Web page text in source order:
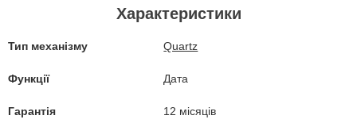
Характеристики
Тип механізму Quartz
Функції Дата
Гарантія
12 місяців